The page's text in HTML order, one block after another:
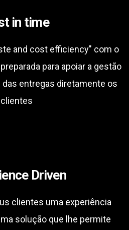
in time
and cost efficiency" com o
para apoiar a gestão
entregas diretamente os
clientes
Driven
clientes uma experiência
solução que lhe permite